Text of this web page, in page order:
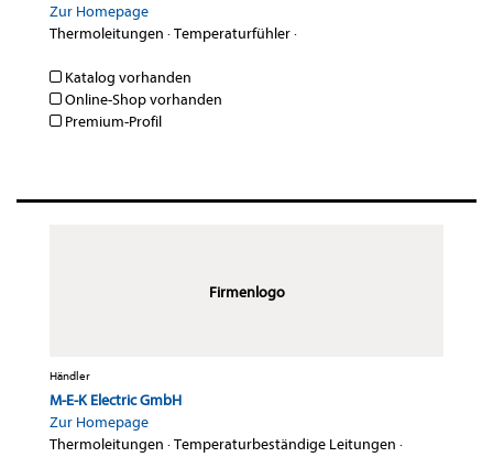
Zur Homepage
Thermoleitungen ·Temperaturfühler·
Katalog vorhanden
Online-Shop vorhanden
Premium-Profil
Firmenlogo
Händler
M-E-K Electric GmbH
Zur Homepage
Thermoleitungen ·Temperaturbeständige Leitungen ·